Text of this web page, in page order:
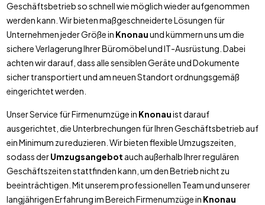
Geschäftsbetrieb so schnell wie möglich wieder aufgenommen
werden kann. Wir bieten maßgeschneiderte Lösungen für
Unternehmen jeder Größe in Knonauund kümmern uns um die
sichere Verlagerung Ihrer Büromöbel und IT-Ausrüstung. Dabei
achten wir darauf, dass alle sensiblen Geräte und Dokumente
sicher transportiert und am neuen Standort ordnungsgemäß
eingerichtet werden.
Unser Service für Firmenumzüge in Knonauist darauf
ausgerichtet, die Unterbrechungen für Ihren Geschäftsbetrieb auf
ein Minimum zu reduzieren. Wir bieten flexible Umzugszeiten,
sodass derUmzugsangebot auch außerhalb Ihrer regulären
Geschäftszeiten stattfinden kann, um den Betrieb nicht zu
beeinträchtigen. Mit unserem professionellen Team und unserer
langjährigen Erfahrung im Bereich Firmenumzüge in Knonau